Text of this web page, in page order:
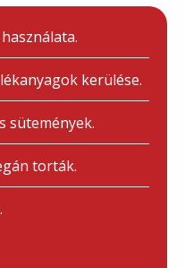
kerülése.
sütemények.
torták.